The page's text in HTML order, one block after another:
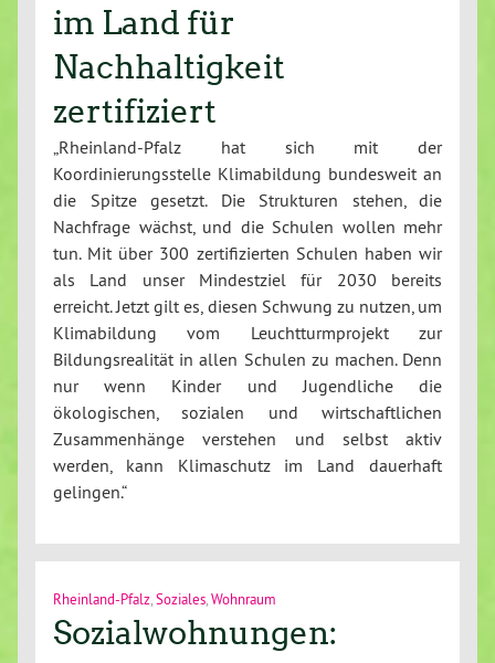
im Land für
Nachhaltigkeit
zertifiziert
„Rheinland-Pfalz hat sich mit der
Koordinierungsstelle Klimabildung bundesweit an
die Spitze gesetzt. Die Strukturen stehen, die
Nachfrage wächst, und die Schulen wollen mehr
tun. Mit über 300 zertifizierten Schulen haben wir
als Land unser Mindestziel für 2030 bereits
erreicht. Jetzt gilt es, diesen Schwung zu nutzen, um
Klimabildung vom Leuchtturmprojekt zur
Bildungsrealität in allen Schulen zu machen. Denn
nur wenn Kinder und Jugendliche die
ökologischen, sozialen und wirtschaftlichen
Zusammenhänge verstehen und selbst aktiv
werden, kann Klimaschutz im Land dauerhaft
gelingen.“
Rheinland-Pfalz Soziales Wohnraum
Sozialwohnungen: